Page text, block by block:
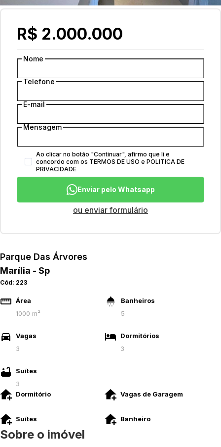
Parque Das Árvores
Marília - Sp
Cód: 223
Área
1000 m²
Banheiros
5
Vagas
3
Dormitórios
3
Suítes
3
Dormitório
Vagas de Garagem
Suítes Banheiro
Sobre o imóvel
R$ 2.000.000
Nome
Telefone
E-mail
Mensagem
Ao clicar no botão "Continuar", afirmo que li e
concordo com os TERMOS DE USO e POLITICA DE
PRIVACIDADE
Enviar pelo Whatsapp
ou enviar formulário